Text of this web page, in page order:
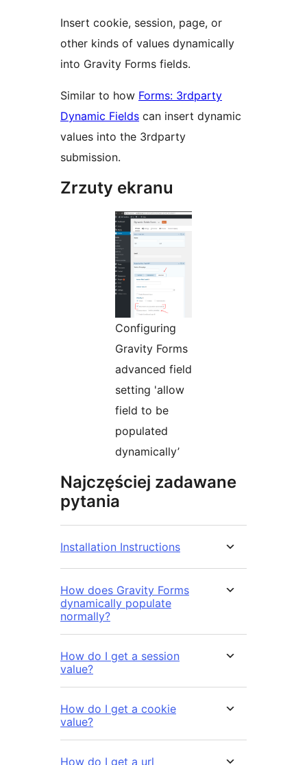
Insert cookie, session, page, or
other kinds of values dynamically
into Gravity Forms fields.
Similar to how Forms: 3rdparty
Dynamic Fields can insert dynamic
values into the 3rdparty
submission.
Zrzuty ekranu
Configuring
Gravity Forms
advanced field
setting 'allow
field to be
populated
dynamically’
Najczęściej zadawane
pytania
Installation Instructions
How does Gravity Forms
dynamically populate
normally?
How do I get a session
value?
How do I get a cookie
value?
How do I get a url